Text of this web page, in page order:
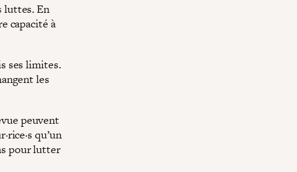
luttes. En
capacité à
ses limites.
les
peuvent
qu’un
pour lutter